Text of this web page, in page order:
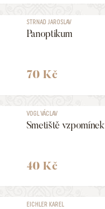
STRNAD JAROSLAV
Panoptikum
70 Kč
VOGL VÁCLAV
Smetiště vzpomínek
40 Kč
EICHLER KAREL